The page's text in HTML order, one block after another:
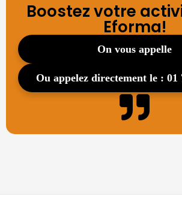
Boostez votre
Eforma!
on vous appelle
ou appelez directement le : 01